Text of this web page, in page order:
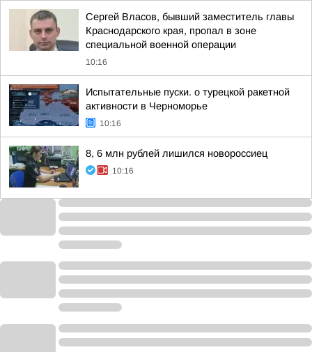
Сергей Власов, бывший заместитель главы
Краснодарского края, пропал в зоне
специальной военной операции
10:16
Испытательные пуски. о турецкой ракетной
активности в Черноморье
10:16
8, 6 млн рублей лишился новороссиец
10:16